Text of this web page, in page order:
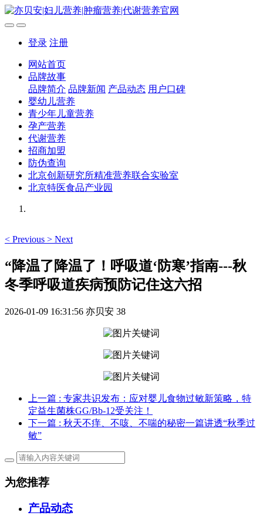
登录 注册
网站首页
品牌故事
品牌简介 品牌新闻 产品动态 用户口碑
婴幼儿营养
青少年儿童营养
孕产营养
代谢营养
招商加盟
防伪查询
北京创新研究所精准营养联合实验室
北京特医食品产业园
< Previous > Next
“降温了降温了！呼吸道‘防寒’指南---秋
冬季呼吸道疾病预防记住这六招
2026-01-09 16:31:56 亦贝安 38
上一篇 : 专家共识发布：应对婴儿食物过敏新策略，特
定益生菌株GG/Bb-12受关注！
下一篇 : 秋天不痒、不咳、不喘的秘密一篇讲透“秋季过
敏”
为您推荐
产品动态